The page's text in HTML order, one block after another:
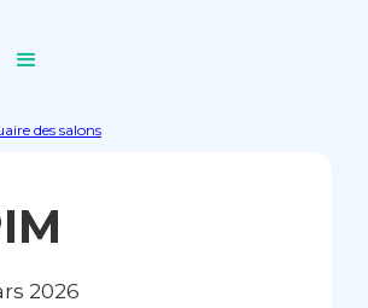
des salons
2026